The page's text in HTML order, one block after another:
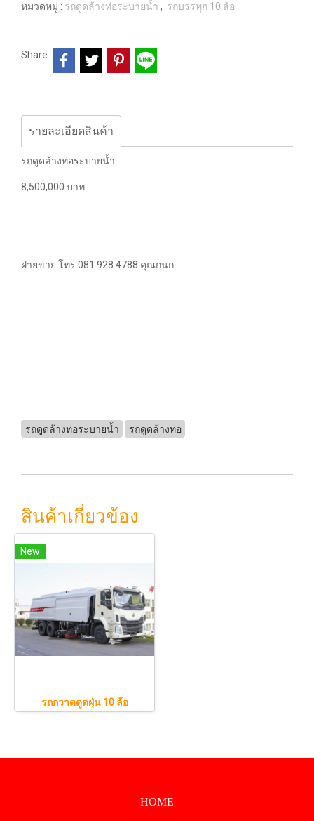
หมวดหมู่ : รถดูดล้างท่อระบายน้ำ , รถบรรทุก 10 ล้อ
Share
รายละเอียดสินค้า
รถดูดล้างท่อระบายน้ำ
8,500,000 บาท
ฝ่ายขาย โทร.081 928 4788 คุณกนก
รถดูดล้างท่อระบายน้ำ รถดูดล้างท่อ
สินค้าเกี่ยวข้อง
New
รถกวาดดูดฝุ่น 10 ล้อ
HOME